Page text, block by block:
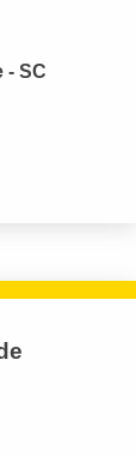
- SC